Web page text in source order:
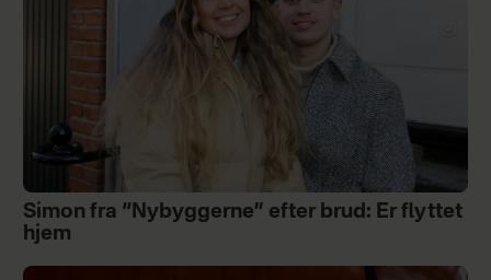
Simon fra “Nybyggerne” efter brud: Er flyttet
hjem